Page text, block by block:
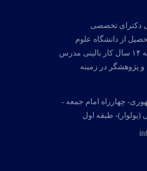
دکترای تخصصی
از دانشگاه علوم
پزشکی تهران با سابقه ۱۴ سال کار بالینی مدرس
پژوهشگر در زمینه
چهارراه امام جمعه -
(بولوار)- طبقه اول